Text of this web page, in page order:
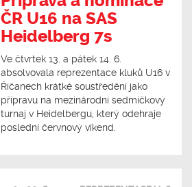
ČR U16 na SAS
Heidelberg 7s
Ve čtvrtek 13. a pátek 14. 6.
absolvovala reprezentace kluků U16 v
Říčanech krátké soustředění jako
přípravu na mezinárodní sedmičkový
turnaj v Heidelbergu, který odehraje
poslední červnový víkend.